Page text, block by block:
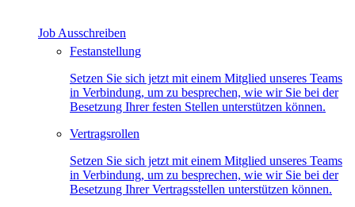
Job Ausschreiben
Festanstellung
Setzen Sie sich jetzt mit einem Mitglied unseres Teams
in Verbindung, um zu besprechen, wie wir Sie bei der
Besetzung Ihrer festen Stellen unterstützen können.
Vertragsrollen
Setzen Sie sich jetzt mit einem Mitglied unseres Teams
in Verbindung, um zu besprechen, wie wir Sie bei der
Besetzung Ihrer Vertragsstellen unterstützen können.